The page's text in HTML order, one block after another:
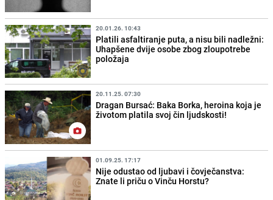
20.01.26. 10:43
Platili asfaltiranje puta, a nisu bili nadležni:
Uhapšene dvije osobe zbog zloupotrebe
položaja
20.11.25. 07:30
Dragan Bursać: Baka Borka, heroina koja je
životom platila svoj čin ljudskosti!
01.09.25. 17:17
Nije odustao od ljubavi i čovječanstva:
Znate li priču o Vinču Horstu?